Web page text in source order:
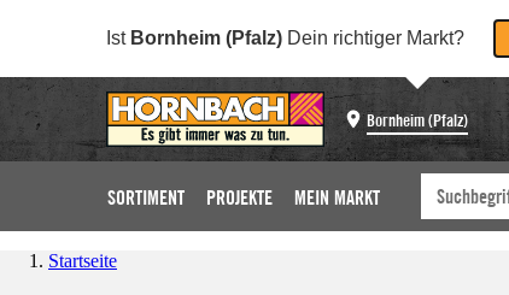
Ist Bornheim (Pfalz) Dein richtiger Markt?
Bornheim (Pfalz)
SORTIMENT PROJEKTE MEIN MARKT
Startseite